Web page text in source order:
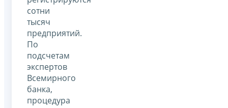
сотни
тысяч
предприятий.
По
подсчетам
экспертов
Всемирного
банка,
процедура